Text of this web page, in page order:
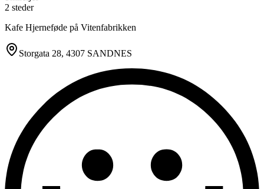
2 steder
Kafe Hjerneføde på Vitenfabrikken
Storgata 28, 4307 SANDNES